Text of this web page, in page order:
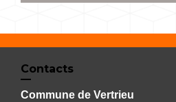
Contacts
Commune de Vertrieu